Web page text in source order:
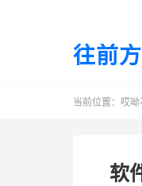
往前
当前位置： 哎呦
软